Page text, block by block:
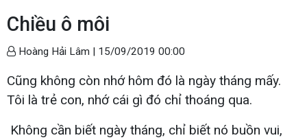
Chiều ô môi
Hoàng Hải Lâm | 15/09/2019 00:00
Cũng không còn nhớ hôm đó là ngày tháng mấy.
Tôi là trẻ con, nhớ cái gì đó chỉ thoáng qua.
Không cần biết ngày tháng, chỉ biết nó buồn vui,